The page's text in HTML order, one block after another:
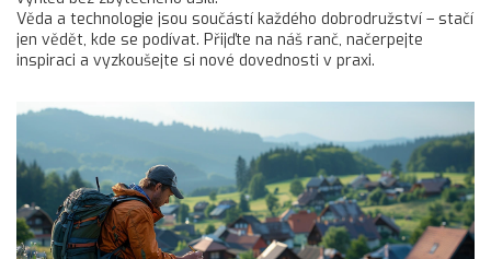
Věda a technologie jsou součástí každého dobrodružství – stačí
jen vědět, kde se podívat. Přijďte na náš ranč, načerpejte
inspiraci a vyzkoušejte si nové dovednosti v praxi.